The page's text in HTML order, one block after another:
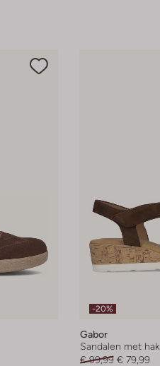
-20%
Gabor
Sandalen met hak
€ 99,99 € 79,99